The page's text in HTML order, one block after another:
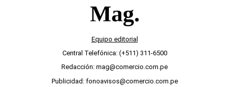
Equipo editorial
Central Telefónica: (+511) 311-6500
Redacción: mag@comercio.com.pe
Publicidad: fonoavisos@comercio.com.pe